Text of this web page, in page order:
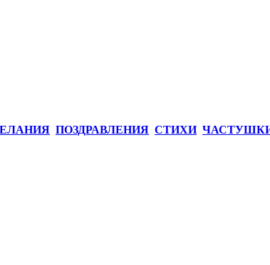
ПОЗДРАВЛЕНИЯ СТИХИ